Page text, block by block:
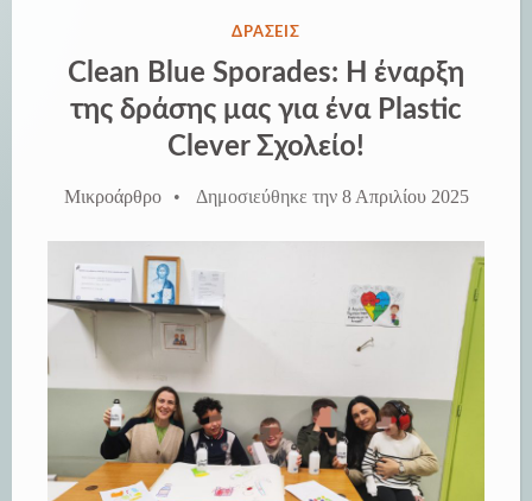
ΔΗΜΟΣΙΕΎΘΗΚΕ
ΔΡΆΣΕΙΣ
Clean Blue Sporades: Η έναρξη
της δράσης μας για ένα Plastic
Clever Σχολείο!
Μικροάρθρο • Δημοσιεύθηκε την 8 Απριλίου 2025